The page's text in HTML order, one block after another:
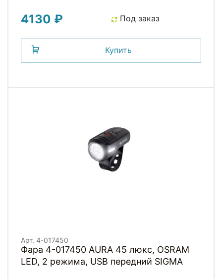
4130 ₽ Под заказ
Купить
Арт. 4-017450
Фара 4-017450 AURA 45 люкс, OSRAM
LED, 2 режима, USB передний SIGMA